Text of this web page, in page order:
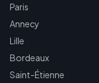
Paris
Annecy
Lille
Bordeaux
Saint-Étienne